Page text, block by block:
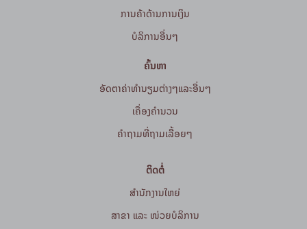
ການຄ້າດ້ານການເງິນ
ບໍລິການອື່ນໆ
ຄົ້ນຫາ
ອັດຕາຄ່າທຳນຽມຕ່າງໆແລະອື່ນໆ
ເຄື່ອງຄຳນວນ
ຄໍາຖາມທີ່ຖາມເລື້ອຍໆ
ຕິດຕໍ່
ສໍານັກງານໃຫຍ່
ສາຂາ ແລະ ໜ່ວຍບໍລິການ